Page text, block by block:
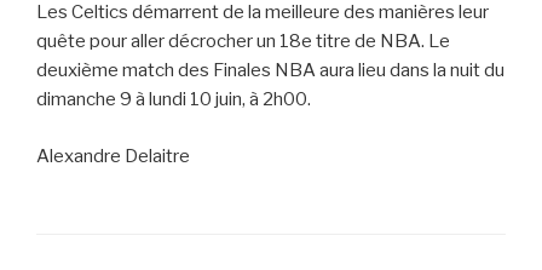
Les Celtics démarrent de la meilleure des manières leur
quête pour aller décrocher un 18e titre de NBA. Le
deuxième match des Finales NBA aura lieu dans la nuit du
dimanche 9 à lundi 10 juin, à 2h00.
Alexandre Delaitre